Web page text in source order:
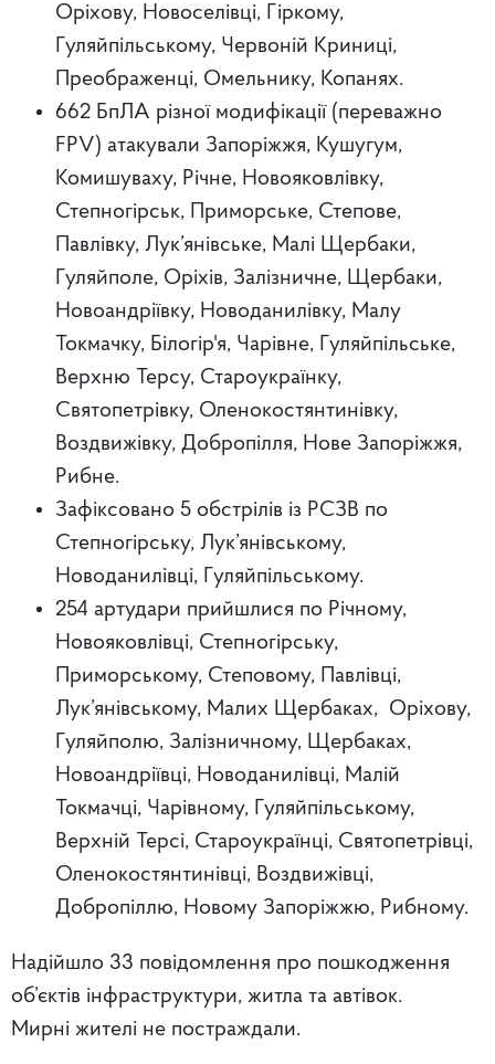
Оріхову, Новоселівці, Гіркому,
Гуляйпільському, Червоній Криниці,
Преображенці, Омельнику, Копанях.
662 БпЛА різної модифікації (переважно
FPV) атакували Запоріжжя, Кушугум,
Комишуваху, Річне, Новояковлівку,
Степногірськ, Приморське, Степове,
Павлівку, Лук’янівське, Малі Щербаки,
Гуляйполе, Оріхів, Залізничне, Щербаки,
Новоандріївку, Новоданилівку, Малу
Токмачку, Білогір'я, Чарівне, Гуляйпільське,
Верхню Терсу, Староукраїнку,
Святопетрівку, Оленокостянтинівку,
Воздвижівку, Добропілля, Нове Запоріжжя,
Рибне.
Зафіксовано 5 обстрілів із РСЗВ по
Степногірську, Лук’янівському,
Новоданилівці, Гуляйпільському.
254 артудари прийшлися по Річному,
Новояковлівці, Степногірську,
Приморському, Степовому, Павлівці,
Лук’янівському, Малих Щербаках, Оріхову,
Гуляйполю, Залізничному, Щербаках,
Новоандріївці, Новоданилівці, Малій
Токмачці, Чарівному, Гуляйпільському,
Верхній Терсі, Староукраїнці, Святопетрівці,
Оленокостянтинівці, Воздвижівці,
Добропіллю, Новому Запоріжжю, Рибному.
Надійшло 33 повідомлення про пошкодження
об’єктів інфраструктури, житла та автівок.
Мирні жителі не постраждали.